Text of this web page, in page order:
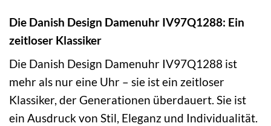
Die Danish Design Damenuhr IV97Q1288: Ein
zeitloser Klassiker
Die Danish Design Damenuhr IV97Q1288 ist
mehr als nur eine Uhr – sie ist ein zeitloser
Klassiker, der Generationen überdauert. Sie ist
ein Ausdruck von Stil, Eleganz und Individualität.